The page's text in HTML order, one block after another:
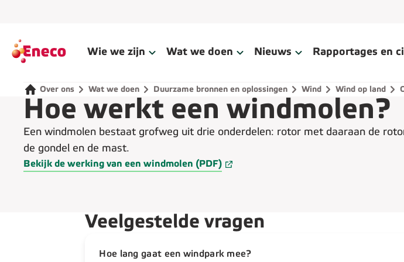
Wie we zijn Wat we doen Nieuws Rapportages en
Over ons Wat we doen Duurzame bronnen en oplossingen Wind Wind op land
Hoe werkt een windmolen?
Een windmolen bestaat grofweg uit drie onderdelen: rotor met daaraan de
de gondel en de mast.
Bekijk de werking van een windmolen (PDF)
Veelgestelde vragen
Hoe lang gaat een windpark mee?